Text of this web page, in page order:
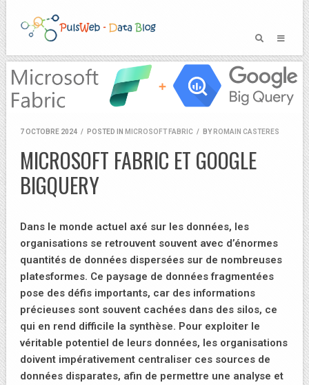
7 OCTOBRE 2024 / POSTED IN MICROSOFT FABRIC / BY ROMAIN CASTERES
MICROSOFT FABRIC ET GOOGLE
BIGQUERY
Dans le monde actuel axé sur les données, les
organisations se retrouvent souvent avec d’énormes
quantités de données dispersées sur de nombreuses
platesformes. Ce paysage de données fragmentées
pose des défis importants, car des informations
précieuses sont souvent cachées dans des silos, ce
qui en rend difficile la synthèse. Pour exploiter le
véritable potentiel de leurs données, les organisations
doivent impérativement centraliser ces sources de
données disparates, afin de permettre une analyse et